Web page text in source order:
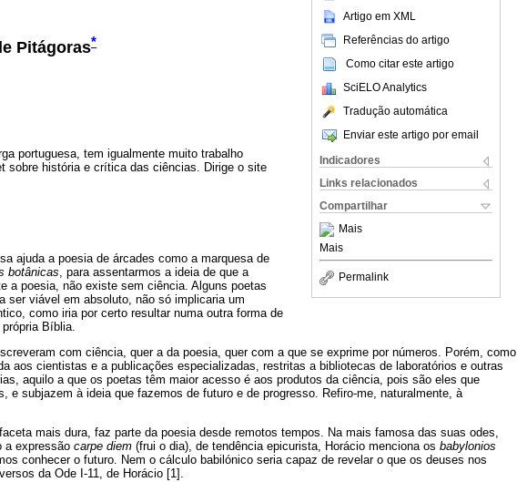
Artigo em XML
Referências do artigo
Como citar este artigo
SciELO Analytics
Tradução automática
Enviar este artigo por email
Indicadores
Links relacionados
Compartilhar
Mais
Mais
Permalink
Pitágoras*
portuguesa, tem igualmente muito trabalho
sobre história e crítica das ciências. Dirige o site
ajuda a poesia de árcades como a marquesa de
botânicas , para assentarmos a ideia de que a
a poesia, não existe sem ciência. Alguns poetas
ser viável em absoluto, não só implicaria um
como iria por certo resultar numa outra forma de
Bíblia.
com ciência, quer a da poesia, quer com a que se exprime por números. Porém, como
aos cientistas e a publicações especializadas, restritas a bibliotecas de laboratórios e outras
aquilo a que os poetas têm maior acesso é aos produtos da ciência, pois são eles que
e subjazem à ideia que fazemos de futuro e de progresso. Refiro-me, naturalmente, à
mais dura, faz parte da poesia desde remotos tempos. Na mais famosa das suas odes,
a expressão carpe diem (frui o dia), de tendência epicurista, Horácio menciona os babylonios
conhecer o futuro. Nem o cálculo babilónico seria capaz de revelar o que os deuses nos
da Ode I-11, de Horácio [1].